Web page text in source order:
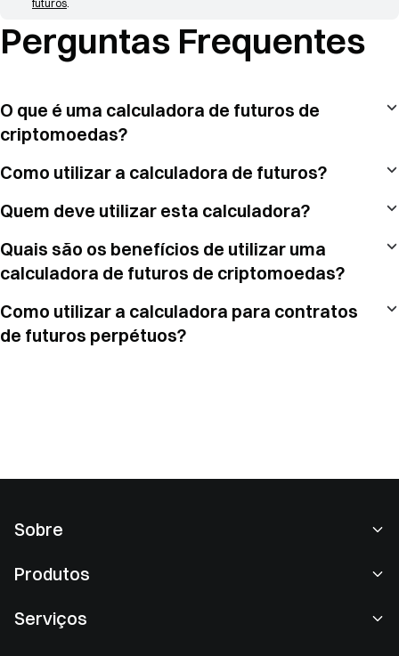
futuros.
Perguntas Frequentes
O que é uma calculadora de futuros de
criptomoedas?
Como utilizar a calculadora de futuros?
Quem deve utilizar esta calculadora?
Quais são os benefícios de utilizar uma
calculadora de futuros de criptomoedas?
Como utilizar a calculadora para contratos
de futuros perpétuos?
Sobre
Sala de imprensa
Produtos
Serviços